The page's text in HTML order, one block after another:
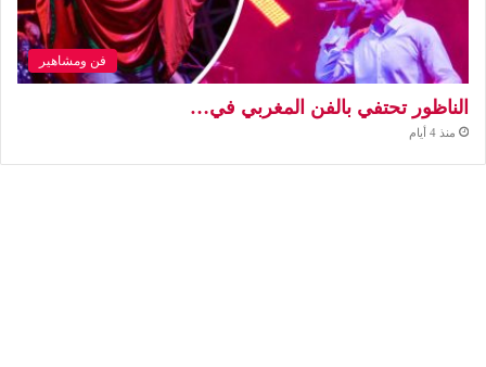
فن ومشاهير
الناظور تحتفي بالفن المغربي في…
منذ 4 أيام